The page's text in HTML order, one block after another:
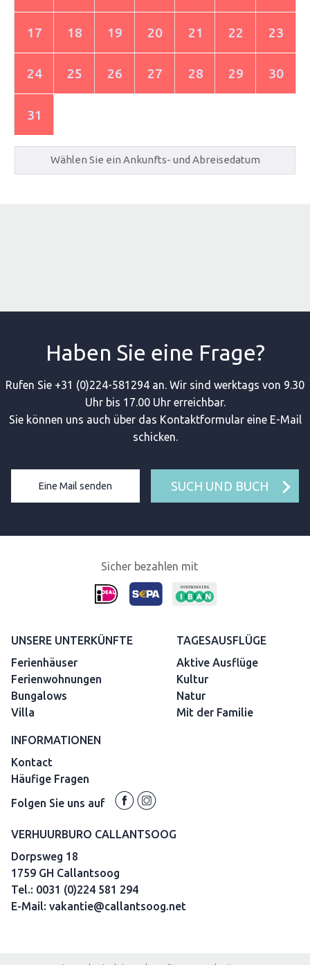
17 18 19 20 21 22 23
24 25 26 27 28 29 30
31
Haben Sie eine Frage?
Rufen Sie +31 (0)224-581294 an. Wir sind werktags von 9.30
Uhr bis 17.00 Uhr erreichbar.
Sie können uns auch über das Kontaktformular eine E-Mail
schicken.
Eine Mail senden SUCH UND BUCH
Sicher bezahlen mit
UNSERE UNTERKÜNFTE
Ferienhäuser
Ferienwohnungen
Bungalows
Villa
TAGESAUSFLÜGE
Aktive Ausflüge
Kultur
Natur
Mit der Familie
INFORMATIONEN
Kontact
Häufige Fragen
Folgen Sie uns auf
VERHUURBURO CALLANTSOOG
Dorpsweg 18
1759 GH Callantsoog
Tel.: 0031 (0)224 581 294
E-Mail: vakantie@callantsoog.net